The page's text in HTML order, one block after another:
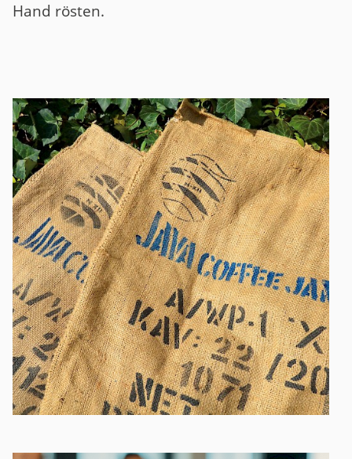
Hand rösten.